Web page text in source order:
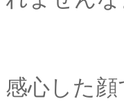
「子供
男二人
感心した